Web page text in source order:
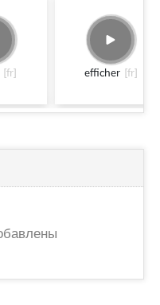
[fr] efficher [fr]